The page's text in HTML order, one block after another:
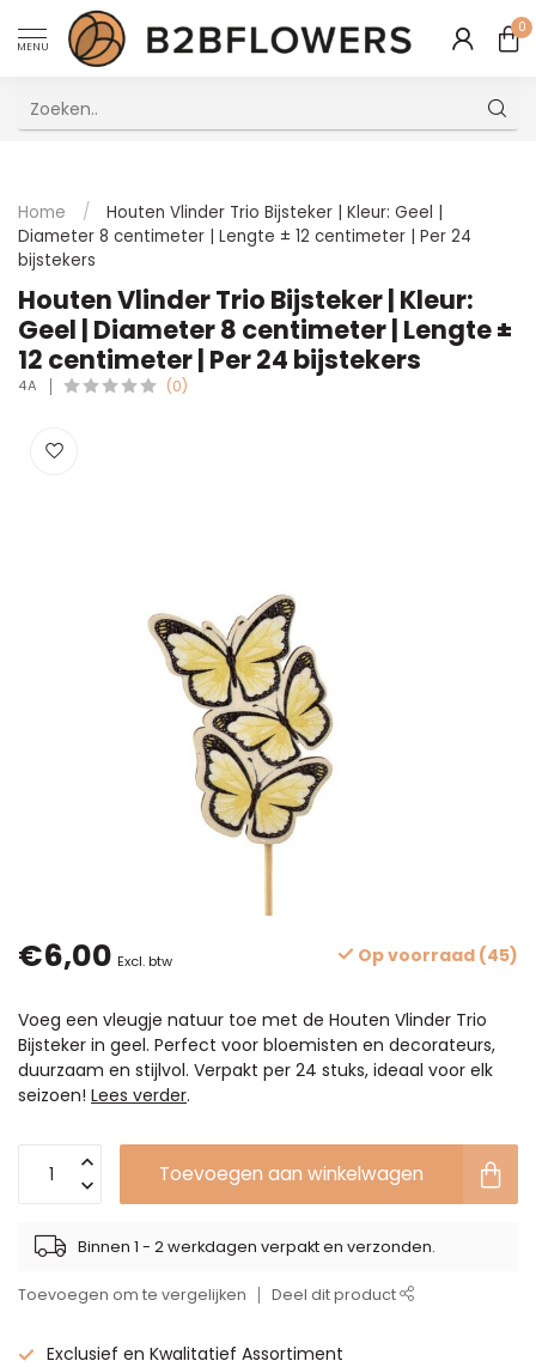
MENU
0
Home /
Houten Vlinder Trio Bijsteker | Kleur: Geel |
Diameter 8 centimeter | Lengte ± 12 centimeter | Per 24
bijstekers
Houten Vlinder Trio Bijsteker | Kleur:
Geel | Diameter 8 centimeter | Lengte ±
12 centimeter | Per 24 bijstekers
4A (0)
€6,00 Excl. btw Op voorraad (45)
Voeg een vleugje natuur toe met de Houten Vlinder Trio
Bijsteker in geel. Perfect voor bloemisten en decorateurs,
duurzaam en stijlvol. Verpakt per 24 stuks, ideaal voor elk
seizoen! Lees verder.
Toevoegen aan winkelwagen
Binnen 1 - 2 werkdagen verpakt en verzonden.
Toevoegen om te vergelijken Deel dit product
Exclusief en Kwalitatief Assortiment